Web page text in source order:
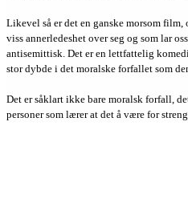
Likevel så er det en ganske morsom
viss annerledeshet over seg og som lar
antisemittisk. Det er en lettfattelig
stor dybde i det moralske forfallet som
Det er såklart ikke bare moralsk forfall,
personer som lærer at det å være for